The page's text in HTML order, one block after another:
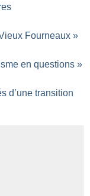
Fourneaux »
en questions »
d’une transition